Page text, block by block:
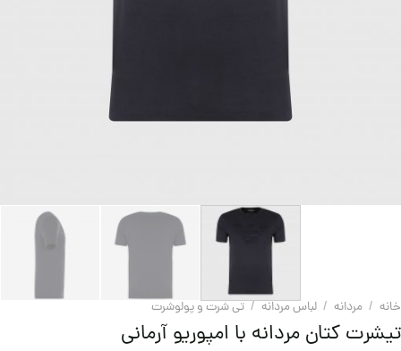
خانه / مردانه / لباس مردانه / تی شرت و پولوشرت
تیشرت کتان مردانه با امپوریو آرمانی